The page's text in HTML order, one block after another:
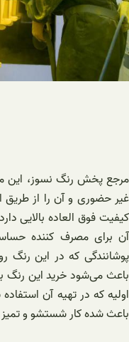
مرجع پخش رنگ نسوز، این
غیر حضوری و آن را از
کیفیت فوق العاده بالایی
آن برای مصرف کننده
پوشانندگی که در این رنگ
باعث می‌شود خرید این رنگ
اولیه که در تهیه آن
باعث شده کار شستشو و